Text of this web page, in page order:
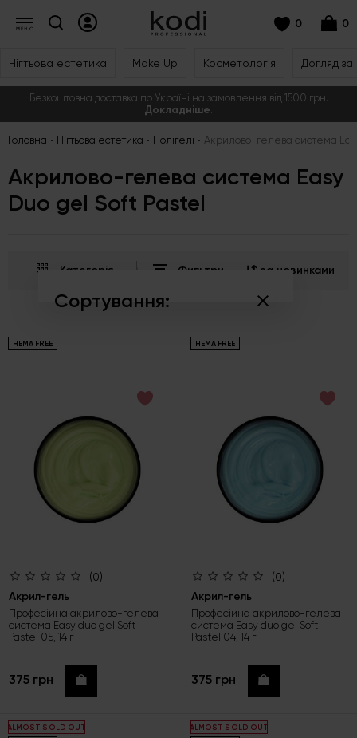
0 0
Нігтьова естетика Make Up Косметологія Догляд
Безкоштовна доставка по Україні на замовлення від 1500 грн.
Докладніше.
Головна Нігтьова естетика Полігелі Акрилово-гелева система
Акрилово-гелева система Easy
Duo gel Soft Pastel
Категорія Фильтри за новинками
Сортування:
за популярністю
за зростанням ціни
за спаданням ціни
за новинками
HEMA FREE
(0)
Акрил-гель
Професійна акрилово-гелева
система Easy duo gel Soft
Pastel 05, 14 г
375 грн Купити
HEMA FREE
(0)
Акрил-гель
Професійна акрилово-гелева
система Easy duo gel Soft
Pastel 04, 14 г
375 грн Купити
ALMOST SOLD OUT ALMOST SOLD OUT